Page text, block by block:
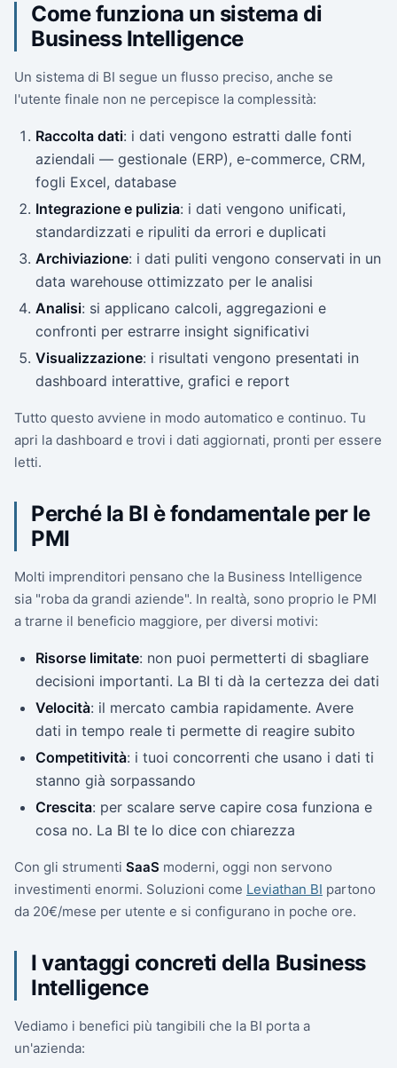
Come funziona un sistema di
Business Intelligence
Un sistema di BI segue un flusso preciso, anche se
l'utente finale non ne percepisce la complessità:
Raccolta dati: i dati vengono estratti dalle fonti
aziendali — gestionale (ERP), e-commerce, CRM,
fogli Excel, database
Integrazione e pulizia: i dati vengono unificati,
standardizzati e ripuliti da errori e duplicati
Archiviazione: i dati puliti vengono conservati in un
data warehouse ottimizzato per le analisi
Analisi: si applicano calcoli, aggregazioni e
confronti per estrarre insight significativi
Visualizzazione: i risultati vengono presentati in
dashboard interattive, grafici e report
Tutto questo avviene in modo automatico e continuo. Tu
apri la dashboard e trovi i dati aggiornati, pronti per essere
letti.
Perché la BI è fondamentale per le
PMI
Molti imprenditori pensano che la Business Intelligence
sia "roba da grandi aziende". In realtà, sono proprio le PMI
a trarne il beneficio maggiore, per diversi motivi:
Risorse limitate: non puoi permetterti di sbagliare
decisioni importanti. La BI ti dà la certezza dei dati
Velocità: il mercato cambia rapidamente. Avere
dati in tempo reale ti permette di reagire subito
Competitività: i tuoi concorrenti che usano i dati ti
stanno già sorpassando
Crescita: per scalare serve capire cosa funziona e
cosa no. La BI te lo dice con chiarezza
Con gli strumenti SaaS moderni, oggi non servono
investimenti enormi. Soluzioni come Leviathan BI partono
da 20€/mese per utente e si configurano in poche ore.
I vantaggi concreti della Business
Intelligence
Vediamo i benefici più tangibili che la BI porta a
un'azienda: